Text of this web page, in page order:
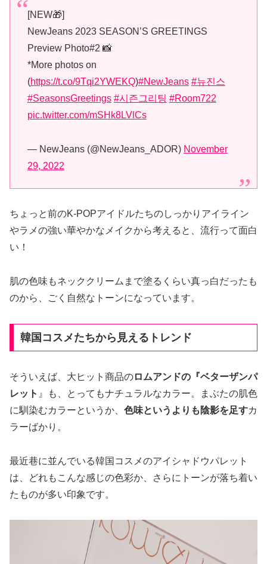
[NEW🎁]
NewJeans 2023 SEASON’S GREETINGS
Preview Photo#2 📸
*More photos on
(https://t.co/9Tqi2YWEKQ)#NewJeans #뉴진스
#SeasonsGreetings #시즌그리팅 #Room722
pic.twitter.com/mSHk8LVlCs
— NewJeans (@NewJeans_ADOR) November
29, 2022
ちょっと前のK-POPアイドルたちのしっかりアイライン
やラメの強い華やかなメイクから考えると、流行って面白
い！
肌の色味もネッククリームまで塗るくらい真っ白だったも
のから、ごく自然なトーンになっています。
韓国コスメたちから見えるトレンド
そういえば、大ヒット商品のロムアンドの『ベターザンパ
レット 』も、とってもナチュラルなカラー。まぶたの肌色
に馴染むカラーというか、 色味というよりも陰影を足すカ
ラーばかり。
最近巷に並んでいる韓国コスメのアイシャドウパレット
は、どれもこんな感じの色彩か、さらにトーンが落ち着い
たものが多い印象です。